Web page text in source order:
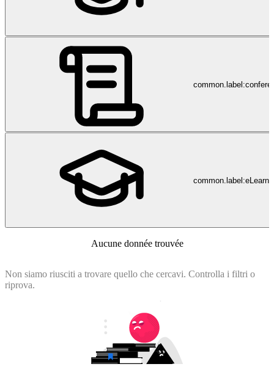
Aucune donnée trouvée
Non siamo riusciti a trovare quello che cercavi. Controlla i filtri o
riprova.